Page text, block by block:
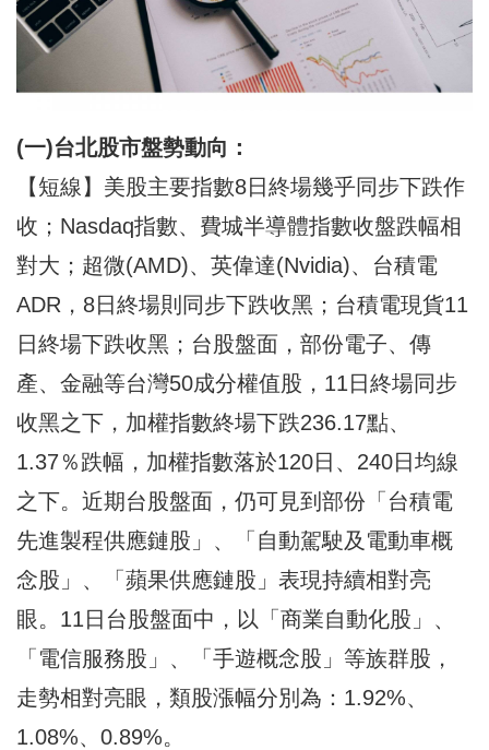
(一)台北股市盤勢動向：
【短線】美股主要指數8日終場幾乎同步下跌作
收；Nasdaq指數、費城半導體指數收盤跌幅相
對大；超微(AMD)、英偉達(Nvidia)、台積電
ADR，8日終場則同步下跌收黑；台積電現貨11
日終場下跌收黑；台股盤面，部份電子、傳
產、金融等台灣50成分權值股，11日終場同步
收黑之下，加權指數終場下跌236.17點、
1.37％跌幅，加權指數落於120日、240日均線
之下。近期台股盤面，仍可見到部份「台積電
先進製程供應鏈股」、「自動駕駛及電動車概
念股」、「蘋果供應鏈股」表現持續相對亮
眼。11日台股盤面中，以「商業自動化股」、
「電信服務股」、「手遊概念股」等族群股，
走勢相對亮眼，類股漲幅分別為：1.92%、
1.08%、0.89%。